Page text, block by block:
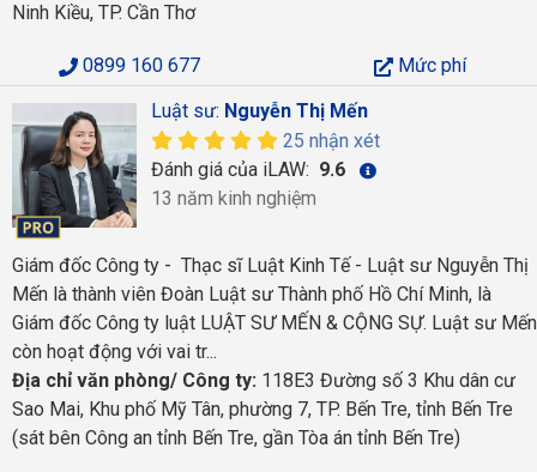
Ninh Kiều, TP. Cần Thơ
0899 160 677
Mức phí
Luật sư: Nguyễn Thị Mến
25 nhận xét
Đánh giá của iLAW: 9.6
13 năm kinh nghiệm
Giám đốc Công ty - Thạc sĩ Luật Kinh Tế - Luật sư Nguyễn Thị
Mến là thành viên Đoàn Luật sư Thành phố Hồ Chí Minh, là
Giám đốc Công ty luật LUẬT SƯ MẾN & CỘNG SỰ. Luật sư Mến
còn hoạt động với vai tr...
Địa chỉ văn phòng/ Công ty: 118E3 Đường số 3 Khu dân cư
Sao Mai, Khu phố Mỹ Tân, phường 7, TP. Bến Tre, tỉnh Bến Tre
(sát bên Công an tỉnh Bến Tre, gần Tòa án tỉnh Bến Tre)